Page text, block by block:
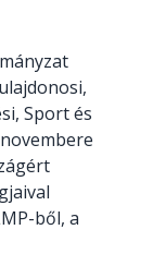
Sport és
ből, a